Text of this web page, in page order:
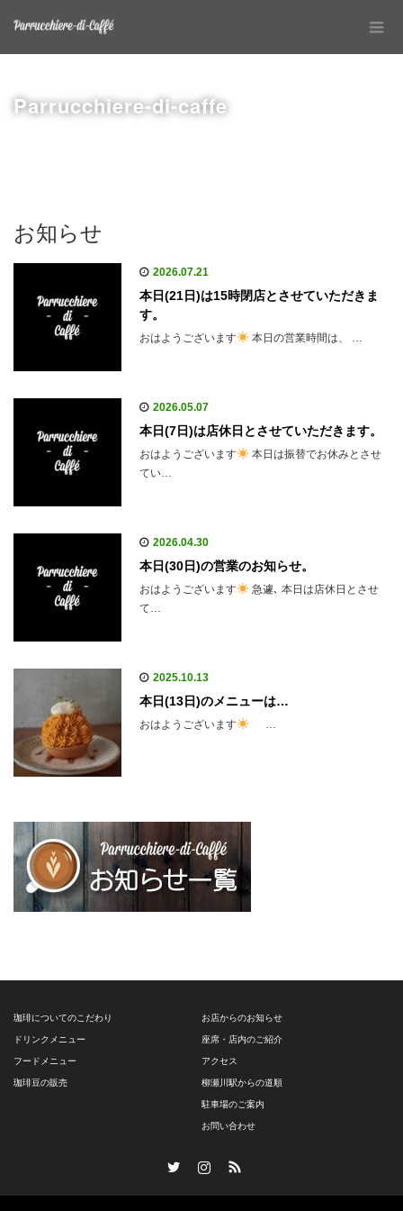
Parrucchiere-di-caffe
お知らせ
2026.07.21
本日(21日)は15時閉店とさせていただきま
す。
おはようございます 本日の営業時間は、 …
2026.05.07
本日(7日)は店休日とさせていただきます。
おはようございます
本日は振替でお休みとさせ
てい…
2026.04.30
本日(30日)の営業のお知らせ。
おはようございます
急遽､ 本日は店休日とさせ
て…
2025.10.13
本日(13日)のメニューは…
おはようございます …
珈琲についてのこだわり
ドリンクメニュー
フードメニュー
珈琲豆の販売
お店からのお知らせ
座席・店内のご紹介
アクセス
柳瀬川駅からの道順
駐車場のご案内
お問い合わせ